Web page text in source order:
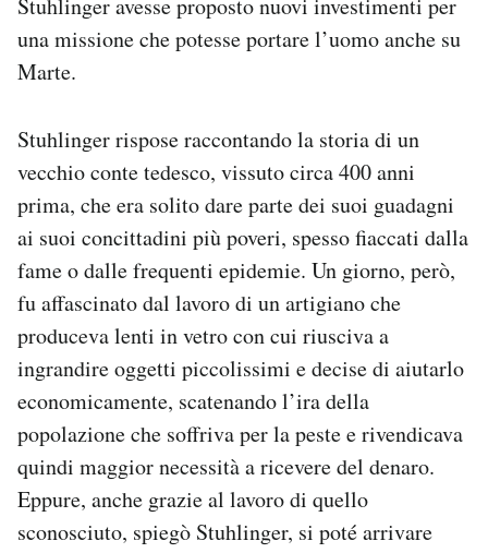
una missione che potesse portare l’uomo anche su
Marte.
Stuhlinger rispose raccontando la storia di un
vecchio conte tedesco, vissuto circa 400 anni
prima, che era solito dare parte dei suoi guadagni
ai suoi concittadini più poveri, spesso fiaccati dalla
fame o dalle frequenti epidemie. Un giorno, però,
fu affascinato dal lavoro di un artigiano che
produceva lenti in vetro con cui riusciva a
ingrandire oggetti piccolissimi e decise di aiutarlo
economicamente, scatenando l’ira della
popolazione che soffriva per la peste e rivendicava
quindi maggior necessità a ricevere del denaro.
Eppure, anche grazie al lavoro di quello
sconosciuto, spiegò Stuhlinger, si poté arrivare